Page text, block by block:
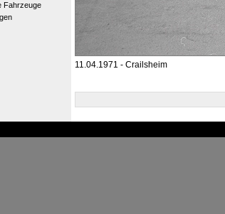
Fahrzeuge
11.04.1971 - Crailsheim